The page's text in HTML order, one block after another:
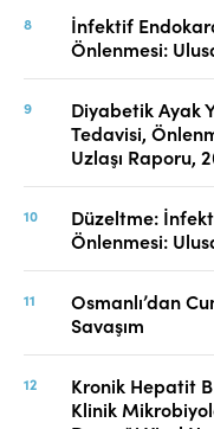
İnfektif
Önlenmesi:
Diyabetik Ayak
Tedavisi,
Uzlaşı Raporu,
Düzeltme:
Önlenmesi:
Osmanlı’dan
Savaşım
Kronik Hepatit
Klinik